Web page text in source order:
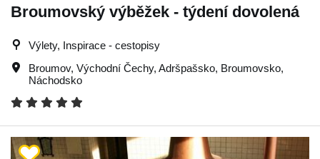
Broumovský výběžek - týdení dovolená
Výlety, Inspirace - cestopisy
Broumov, Východní Čechy, Adršpašsko, Broumovsko,
Náchodsko